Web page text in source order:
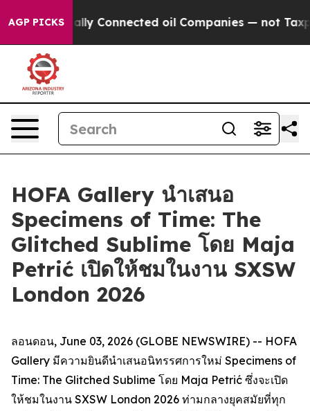
AGP PICKS
Politically Connected oil Companies — not
HOFA Gallery นำเสนอ
Specimens of Time: The
Glitched Sublime โดย Maja
Petrić เปิดให้ชมในงาน SXSW
London 2026
ลอนดอน, June 03, 2026 (GLOBE NEWSWIRE) -- HOFA
Gallery มีความยินดีนำเสนอนิทรรศการใหม่ Specimens of
Time: The Glitched Sublime โดย Maja Petrić ซึ่งจะเปิด
ให้ชมในงาน SXSW London 2026 ท่ามกลางยุคสมัยที่ทุก